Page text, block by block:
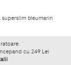
superslim bleumarin
`
cu 249 Lei